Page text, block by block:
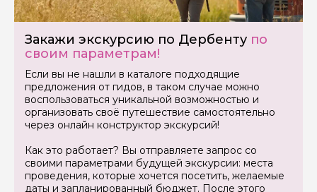
Закажи экскурсию по Дербенту по
своим параметрам!
Если вы не нашли в каталоге подходящие
предложения от гидов, в таком случае можно
воспользоваться уникальной возможностью и
организовать своё путешествие самостоятельно
через онлайн конструктор экскурсий!
Как это работает? Вы отправляете запрос со
своими параметрами будущей экскурсии: места
проведения, которые хочется посетить, желаемые
даты и запланированный бюджет. После этого